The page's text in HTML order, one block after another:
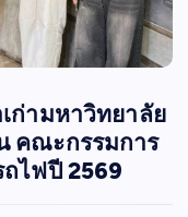
ก่ามหาวิทยาลัย
คณะกรรมการ
ไฟปี 2569